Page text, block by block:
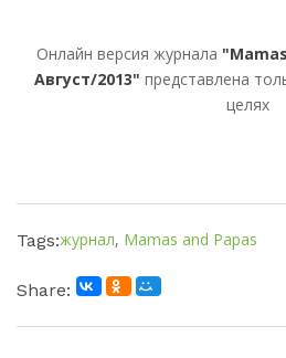
Онлайн версия журнала
Август/2013" представлена
целях
Tags:журнал, Mamas and Papas
Share: